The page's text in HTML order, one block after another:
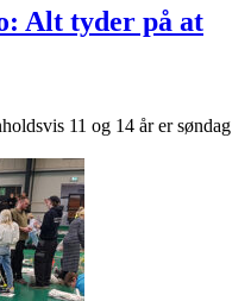
Alt tyder på at
11 og 14 år er søndag